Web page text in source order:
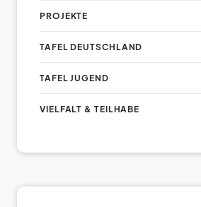
PROJEKTE
TAFEL DEUTSCHLAND
TAFEL JUGEND
VIELFALT & TEILHABE